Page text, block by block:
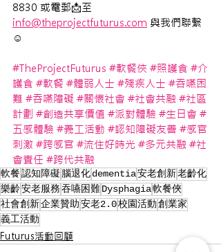
8830 或電郵📩至
info@theprojectfuturus.com 與我們聯繫
☺️
#TheProjectFuturus #軟餐俠 #照護食 #介
護食 #軟餐 #體弱人士 #殘疾人士 #吞嚥困
難 #吞嚥障礙 #關懷社會 #社會共融 #社區
計劃 #創造共享價值 #派對體驗 #生日會 #
五感體驗 #義工活動 #認知障礙友善 #感官
刺激 #跨感官 #流住好時光 #多元共融 #社
會責任 #跨代共融
軟餐認知障礙腦退化dementia安老創新老齡化
樂齡安老服務吞嚥困難Dysphagia軟餐俠
社會創新企業贊助安老2.0校園活動創業家
義工活動
Futurus活動回顧